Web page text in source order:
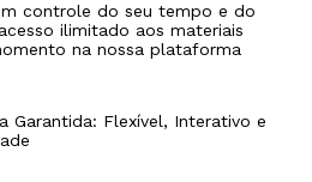
controle do seu tempo e do
ilimitado aos materiais
na nossa plataforma
Garantida: Flexível, Interativo e